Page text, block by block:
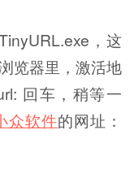
，这
览器里，激活地
回车，稍等一
众软件的网址：